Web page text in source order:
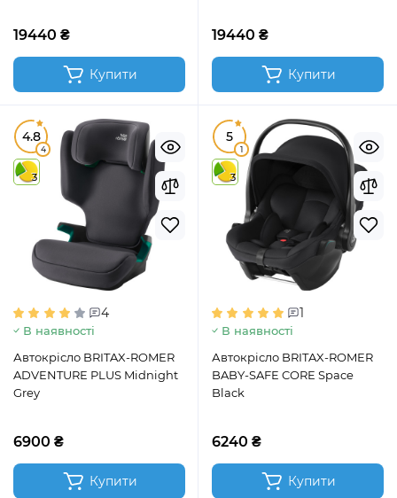
19440 ₴
Купити
19440 ₴
Купити
4.8
4
3
4
В наявності
Автокрісло BRITAX-ROMER
ADVENTURE PLUS Midnight
Grey
6900 ₴
Купити
5
1
3
1
В наявності
Автокрісло BRITAX-ROMER
BABY-SAFE CORE Space
Black
6240 ₴
Купити